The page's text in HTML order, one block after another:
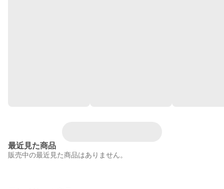
最近見た商品
販売中の最近見た商品はありません。